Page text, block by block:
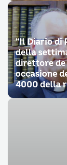
“Il Diario di
della
direttore de
occasione
4000 della